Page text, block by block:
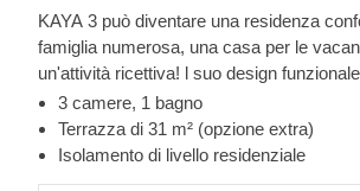
KAYA 3 può diventare una residenza
famiglia numerosa, una casa per le
un'attività ricettiva! l suo design
disposizione, che comprende 3 camere
aiuteranno a trascorrere del tempo di
famiglia, offrendo anche spazi privati per
3 camere, 1 bagno
Terrazza di 31 m² (opzione extra)
Isolamento di livello residenziale